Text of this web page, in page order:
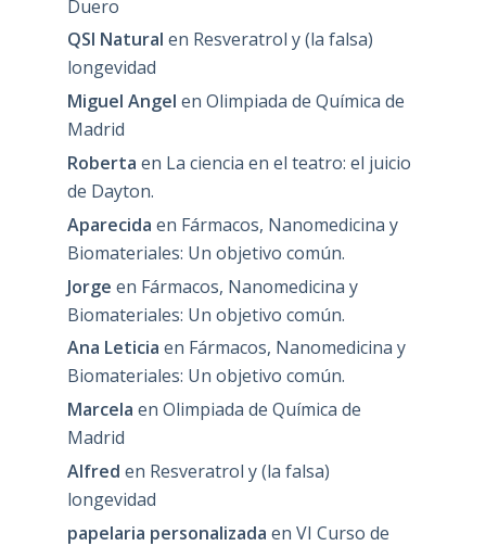
Duero
QSI Natural en Resveratrol y (la falsa)
longevidad
Miguel Angel en Olimpiada de Química de
Madrid
Roberta en La ciencia en el teatro: el juicio
de Dayton.
Aparecida en Fármacos, Nanomedicina y
Biomateriales: Un objetivo común.
Jorge en Fármacos, Nanomedicina y
Biomateriales: Un objetivo común.
Ana Leticia en Fármacos, Nanomedicina y
Biomateriales: Un objetivo común.
Marcela en Olimpiada de Química de
Madrid
Alfred en Resveratrol y (la falsa)
longevidad
papelaria personalizada en VI Curso de